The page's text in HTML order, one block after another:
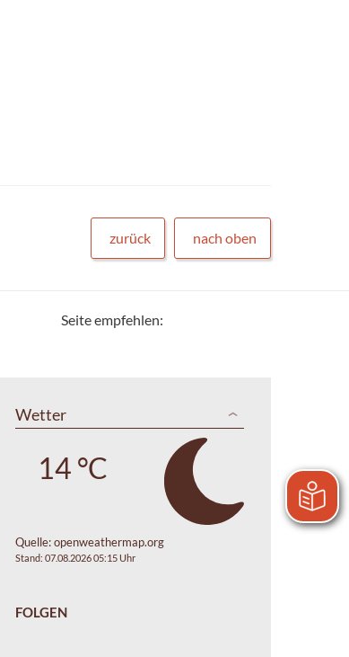
zurück nach oben
Seite empfehlen:
Wetter
14 °C
Quelle:openweathermap.org
Stand: 07.08.2026 05:15 Uhr
FOLGEN